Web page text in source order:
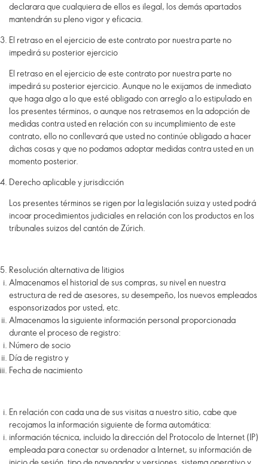
declarara que cualquiera de ellos es ilegal, los demás apartados
mantendrán su pleno vigor y eficacia.
El retraso en el ejercicio de este contrato por nuestra parte no
impedirá su posterior ejercicio
El retraso en el ejercicio de este contrato por nuestra parte no
impedirá su posterior ejercicio. Aunque no le exijamos de inmediato
que haga algo a lo que esté obligado con arreglo a lo estipulado en
los presentes términos, o aunque nos retrasemos en la adopción de
medidas contra usted en relación con su incumplimiento de este
contrato, ello no conllevará que usted no continúe obligado a hacer
dichas cosas y que no podamos adoptar medidas contra usted en un
momento posterior.
Derecho aplicable y jurisdicción
Los presentes términos se rigen por la legislación suiza y usted podrá
incoar procedimientos judiciales en relación con los productos en los
tribunales suizos del cantón de Zúrich.
Resolución alternativa de litigios
Almacenamos el historial de sus compras, su nivel en nuestra
estructura de red de asesores, su desempeño, los nuevos empleados
esponsorizados por usted, etc.
Almacenamos la siguiente información personal proporcionada
durante el proceso de registro:
Número de socio
Día de registro y
Fecha de nacimiento
En relación con cada una de sus visitas a nuestro sitio, cabe que
recojamos la información siguiente de forma automática:
información técnica, incluido la dirección del Protocolo de Internet (IP)
empleada para conectar su ordenador a Internet, su información de